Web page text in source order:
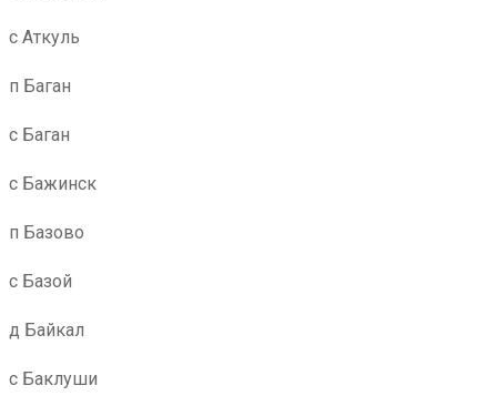
с Аткуль
п Баган
с Баган
с Бажинск
п Базово
с Базой
д Байкал
с Баклуши